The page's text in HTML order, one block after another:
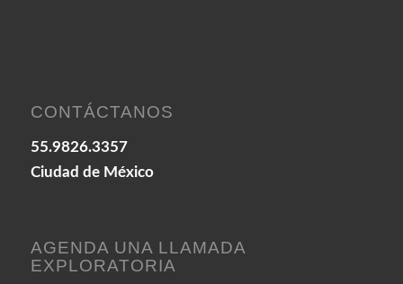
CONTÁCTANOS
55.9826.3357
Ciudad de México
AGENDA UNA LLAMADA
EXPLORATORIA